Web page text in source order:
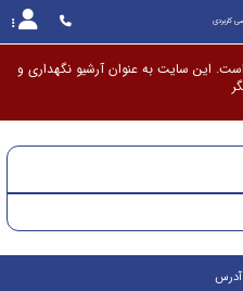
کاربردی
این سایت به عنوان آرشیو نگهداری و د
آدرس